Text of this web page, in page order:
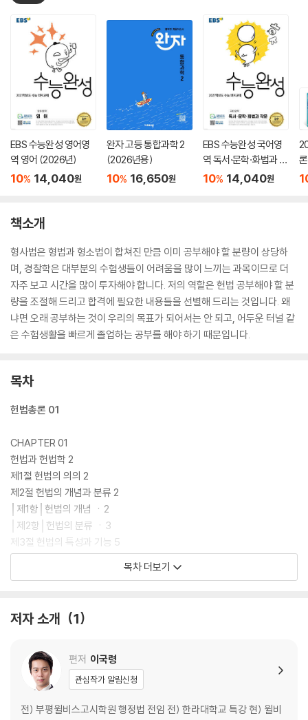
EBS 수능완성 영어영
역 영어 (2026년)
10% 14,040원
완자 고등 통합과학 2
(2026년용)
10% 16,650원
EBS 수능완성 국어영
역 독서·문학·화법과 작
문 (2026년)
10% 14,040원
(
책소개
형사법은 형법과 형소법이 합쳐진 만큼 이미 공부해야 할 분량이 상당하
며, 경찰학은 대부분의 수험생들이 어려움을 많이 느끼는 과목이므로 더
자주 보고 시간을 많이 투자해야 합니다. 저의 역할은 헌법 공부해야 할 분
량을 조절해 드리고 합격에 필요한 내용들을 선별해 드리는 것입니다. 왜
냐면 오래 공부하는 것이 우리의 목표가 되어서는 안 되고, 어두운 터널 같
은 수험생활을 빠르게 졸업하는 공부를 해야 하기 때문입니다.
목차
헌법총론 01
CHAPTER 01
헌법과 헌법학 2
제1절 헌법의 의의 2
제2절 헌법의 개념과 분류 2
│제1항│헌법의 개념 ㆍ2
│제2항│헌법의 분류 ㆍ3
제3절 헌법의 특성과 기능 5
제4절 헌법학과 헌법의 해석 6
헌법의 제정과 개정 13
제1절 헌법의 제정 13
제2절 헌법의 개정 13
목차 더보기
저자 소개 1
편저 이국령
관심작가 알림신청
전) 부평윌비스고시학원 행정법 전임 전) 한라대학교 특강 현) 윌비